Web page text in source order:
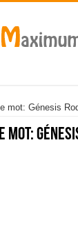
mot: Génesis
mot: